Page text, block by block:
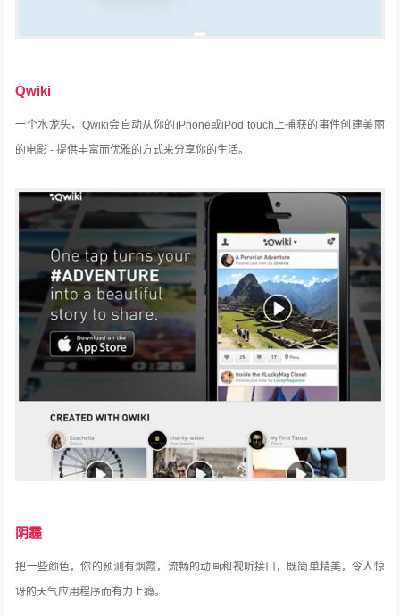
Qwiki
一个水龙头，Qwiki会自动从你的iPhone或iPod touch上捕获的事件创建美丽
的电影 - 提供丰富而优雅的方式来分享你的生活。
阴霾
把一些颜色，你的预测有烟霞，流畅的动画和视听接口，既简单精美，令人惊
讶的天气应用程序而有力上瘾。